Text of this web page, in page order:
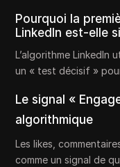
Pourquoi la
LinkedIn est-elle
L’algorithme LinkedIn
un « test décisif »
Le signal «
algorithmique
Les likes,
comme un signal de